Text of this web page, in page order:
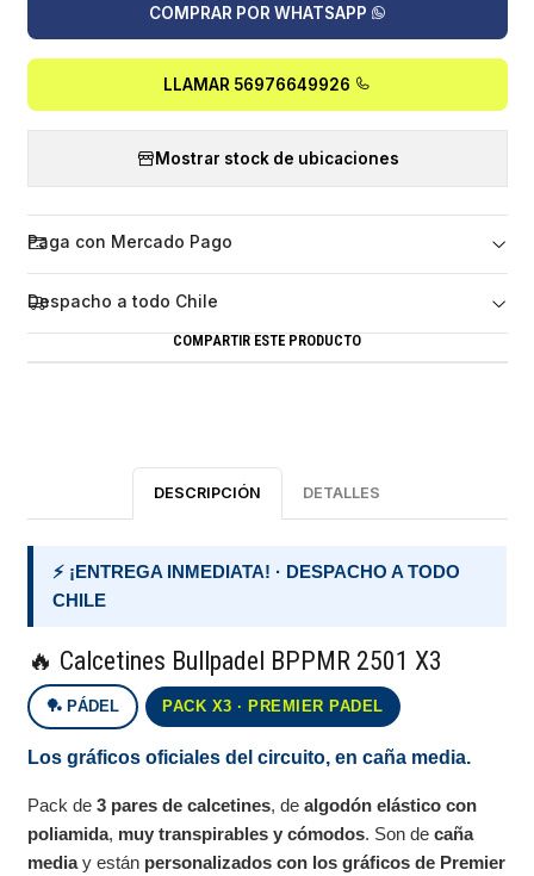
COMPRAR POR WHATSAPP
LLAMAR 56976649926
Mostrar stock de ubicaciones
Paga con Mercado Pago
Despacho a todo Chile
COMPARTIR ESTE PRODUCTO
DESCRIPCIÓN DETALLES
⚡ ¡ENTREGA INMEDIATA! · DESPACHO A TODO
CHILE
🔥 Calcetines Bullpadel BPPMR 2501 X3
🏓 PÁDEL PACK X3 · PREMIER PADEL
Los gráficos oficiales del circuito, en caña media.
Pack de3 pares de calcetines, dealgodón elástico con
poliamida, muy transpirables y cómodos. Son decaña
mediay están personalizados con los gráficos de Premier